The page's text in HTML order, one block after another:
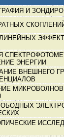
И
ЭНЕРГИИ
ВНЕШНЕГО